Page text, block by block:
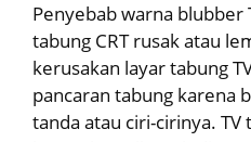
Penyebab warna blubber
tabung CRT rusak atau
kerusakan layar tabung
pancaran tabung karena
tanda atau ciri-cirinya. TV